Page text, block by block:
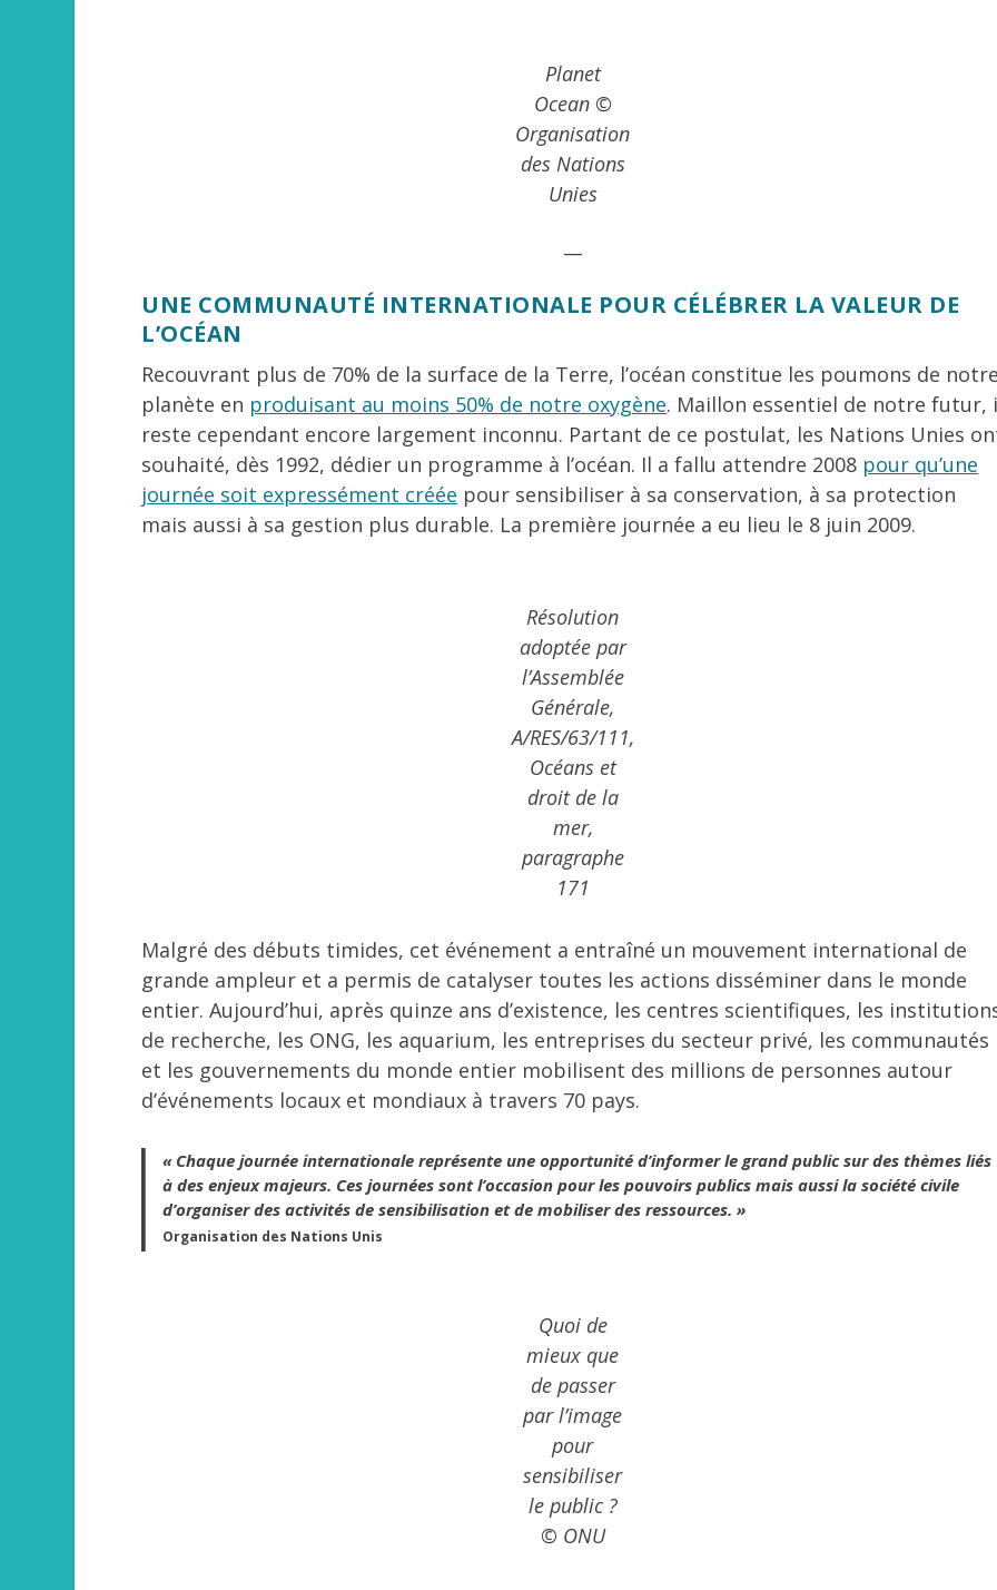
Planet
Ocean ©
Organisation
des Nations
Unies
UNE COMMUNAUTÉ INTERNATIONALE POUR CÉLÉBRER LA VALEUR DE
L’OCÉAN
Recouvrant plus de 70% de la surface de la Terre, l’océan constitue les poumons de
planète en produisant au moins 50% de notre oxygène. Maillon essentiel de notre futur,
reste cependant encore largement inconnu. Partant de ce postulat, les Nations Unies
souhaité, dès 1992, dédier un programme à l’océan. Il a fallu attendre 2008 pour qu’une
journée soit expressément créée pour sensibiliser à sa conservation, à sa protection
mais aussi à sa gestion plus durable. La première journée a eu lieu le 8 juin 2009.
Résolution
adoptée par
l’Assemblée
Générale,
A/RES/63/111,
Océans et
droit de la
mer,
paragraphe
171
Malgré des débuts timides, cet événement a entraîné un mouvement international de
grande ampleur et a permis de catalyser toutes les actions disséminer dans le monde
entier. Aujourd’hui, après quinze ans d’existence, les centres scientifiques, les
de recherche, les ONG, les aquarium, les entreprises du secteur privé, les communautés
et les gouvernements du monde entier mobilisent des millions de personnes autour
d’événements locaux et mondiaux à travers 70 pays.
« Chaque journée internationale représente une opportunité d’informer le grand public sur des thèmes liés
à des enjeux majeurs. Ces journées sont l’occasion pour les pouvoirs publics mais aussi la société civile
d’organiser des activités de sensibilisation et de mobiliser des ressources. »
Organisation des Nations Unis
Quoi de
mieux que
de passer
par l’image
pour
sensibiliser
le public ?
© ONU